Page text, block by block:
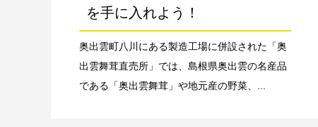
を手に入れよう！
奥出雲町八川にある製造工場に併設された「奥
出雲舞茸直売所」では、島根県奥出雲の名産品
である「奥出雲舞茸」や地元産の野菜、...